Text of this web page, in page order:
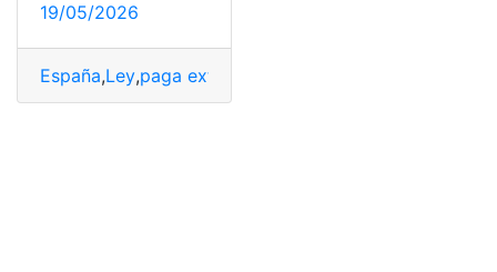
19/05/2026
España,Ley,paga extra